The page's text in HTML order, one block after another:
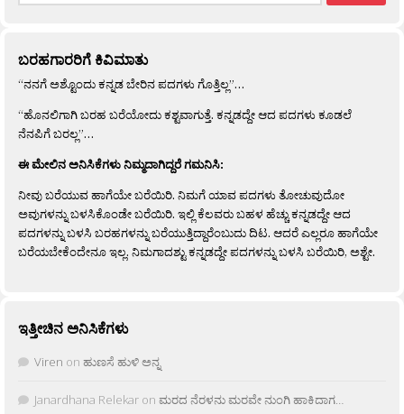
ಬರಹಗಾರರಿಗೆ ಕಿವಿಮಾತು
“ನನಗೆ ಅಶ್ಟೊಂದು ಕನ್ನಡ ಬೇರಿನ ಪದಗಳು ಗೊತ್ತಿಲ್ಲ”…
“ಹೊನಲಿಗಾಗಿ ಬರಹ ಬರೆಯೋದು ಕಶ್ಟವಾಗುತ್ತೆ. ಕನ್ನಡದ್ದೇ ಆದ ಪದಗಳು ಕೂಡಲೆ
ನೆನಪಿಗೆ ಬರಲ್ಲ”…
ಈ ಮೇಲಿನ ಅನಿಸಿಕೆಗಳು ನಿಮ್ಮದಾಗಿದ್ದರೆ ಗಮನಿಸಿ:
ನೀವು ಬರೆಯುವ ಹಾಗೆಯೇ ಬರೆಯಿರಿ. ನಿಮಗೆ ಯಾವ ಪದಗಳು ತೋಚುವುದೋ
ಅವುಗಳನ್ನು ಬಳಸಿಕೊಂಡೇ ಬರೆಯಿರಿ. ಇಲ್ಲಿ ಕೆಲವರು ಬಹಳ ಹೆಚ್ಚು ಕನ್ನಡದ್ದೇ ಆದ
ಪದಗಳನ್ನು ಬಳಸಿ ಬರಹಗಳನ್ನು ಬರೆಯುತ್ತಿದ್ದಾರೆಂಬುದು ದಿಟ. ಆದರೆ ಎಲ್ಲರೂ ಹಾಗೆಯೇ
ಬರೆಯಬೇಕೆಂದೇನೂ ಇಲ್ಲ. ನಿಮಗಾದಶ್ಟು ಕನ್ನಡದ್ದೇ ಪದಗಳನ್ನು ಬಳಸಿ ಬರೆಯಿರಿ, ಅಶ್ಟೇ.
ಇತ್ತೀಚಿನ ಅನಿಸಿಕೆಗಳು
Viren on ಹುಣಸೆ ಹುಳಿ ಅನ್ನ
Janardhana Relekar on ಮರದ ನೆರಳನು ಮರವೇ ನುಂಗಿ ಹಾಕಿದಾಗ…